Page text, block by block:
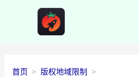
首页
版权地域限制